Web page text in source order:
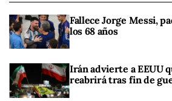
Fallece Jorge Messi,
los 68 años
Irán advierte a EEUU
reabrirá tras fin de